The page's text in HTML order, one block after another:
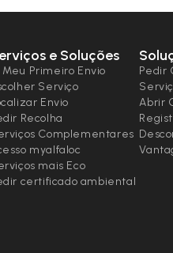
e Soluções
Meu Primeiro Envio
Serviço
Envio
Recolha
Complementares
myalfaloc
mais Eco
certificado ambiental
Pedir
Abrir